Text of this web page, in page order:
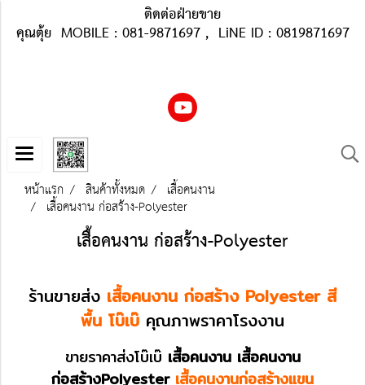
ติดต่อฝ่ายขาย
คุณตุ้ย MOBILE : 081-9871697 , LiNE ID : 0819871697
หน้าแรก สินค้าทั้งหมด เสื้อคนงาน
เสื้อคนงาน ก่อสร้าง-Polyester
เสื้อคนงาน ก่อสร้าง-Polyester
ร้านขายส่ง เสื้อคนงาน ก่อสร้าง Polyester สี
พื้น โบ๊เบ๊ คุณภาพราคาโรงงาน
ขายราคาส่งโบ๊เบ๊ เสื้อคนงาน เสื้อคนงาน
ก่อสร้างPolyester เสื้อคนงานก่อสร้างแขน